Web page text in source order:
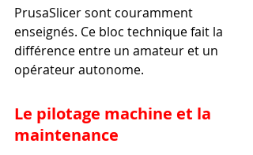
PrusaSlicer sont couramment
enseignés. Ce bloc technique fait la
différence entre un amateur et un
opérateur autonome.
Le pilotage machine et la
maintenance